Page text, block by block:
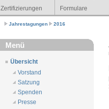
Zertifizierungen
Formulare
Jahrestagungen 2016
Menü
Übersicht
Vorstand
Satzung
Spenden
Presse